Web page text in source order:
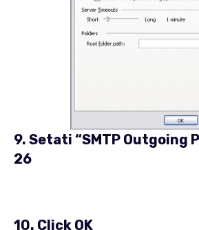
9. Setati “SMTP Outgoing
26
10. Click OK